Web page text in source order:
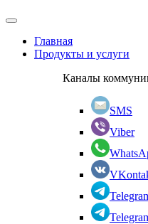
Главная
Продукты и услуги
Каналы
SMS
Viber